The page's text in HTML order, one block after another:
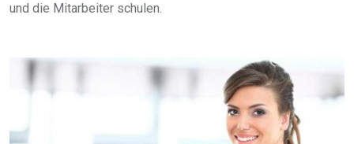
und die Mitarbeiter schulen.